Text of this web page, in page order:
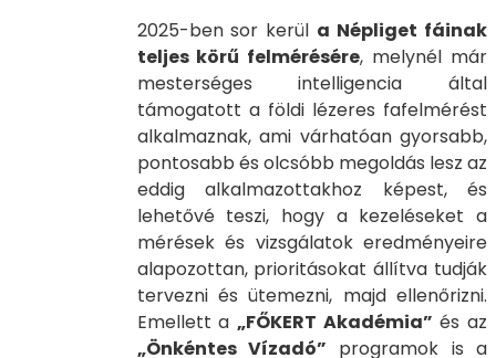
2025-ben sor kerül a Népliget fáinak
teljes körű felmérésére, melynél már
mesterséges intelligencia által
támogatott a földi lézeres fafelmérést
alkalmaznak, ami várhatóan gyorsabb,
pontosabb és olcsóbb megoldás lesz az
eddig alkalmazottakhoz képest, és
lehetővé teszi, hogy a kezeléseket a
mérések és vizsgálatok eredményeire
alapozottan, prioritásokat állítva tudják
tervezni és ütemezni, majd ellenőrizni.
Emellett a „FŐKERT Akadémia” és az
„Önkéntes Vízadó” programok is a